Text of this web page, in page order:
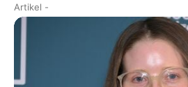
Artikel -